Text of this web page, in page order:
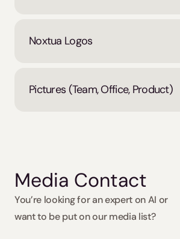
Noxtua Logos
Pictures (Team, Office, Product)
Media Contact
You’re looking for an expert on AI or
want to be put on our media list?